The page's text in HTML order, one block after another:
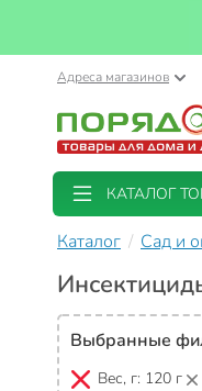
Адреса магазинов
КАТАЛОГ
Каталог Сад и
Выбранные
Вес, г: 120 г